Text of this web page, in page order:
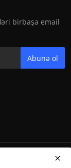
birbaşa email
Abunə ol